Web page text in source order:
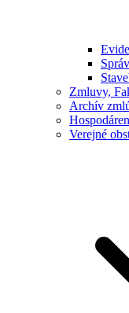
Zmluvy,
Archív
Verejné